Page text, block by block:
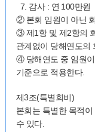
7. 감사 : 연 100만원
② 본회 임원이 아닌
③ 제1항 및 제2항의
관계없이 당해연도의
④ 당해연도 중 임원
기준으로 적용한다.
제3조(특별회비)
본회는 특별한 목적
수 있다.